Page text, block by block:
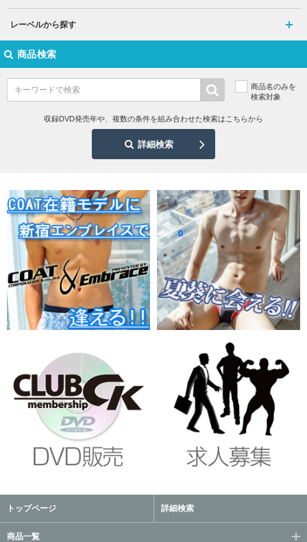
レーベルから探す
商品検索
商品名のみを
検索対象
収録DVD発売年や、複数の条件を組み合わせた検索はこちらから
詳細検索
トップページ 詳細検索
商品一覧